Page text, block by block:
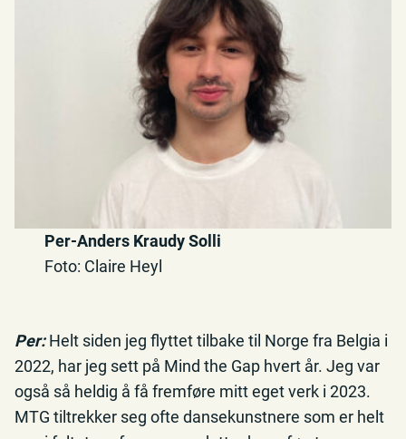
Per-Anders Kraudy Solli
Foto: Claire Heyl
Per:Helt siden jeg flyttet tilbake til Norge fra Belgia i
2022, har jeg sett på Mind the Gap hvert år. Jeg var
også så heldig å få fremføre mitt eget verk i 2023.
MTG tiltrekker seg ofte dansekunstnere som er helt